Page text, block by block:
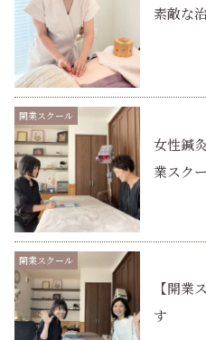
素敵な
開業スクール
女性鍼
業スク
開業スクール
【開業
す